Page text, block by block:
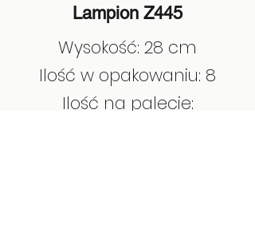
Lampion Z445
Wysokość: 28 cm
Ilość w opakowaniu: 8
Ilość na palecie: